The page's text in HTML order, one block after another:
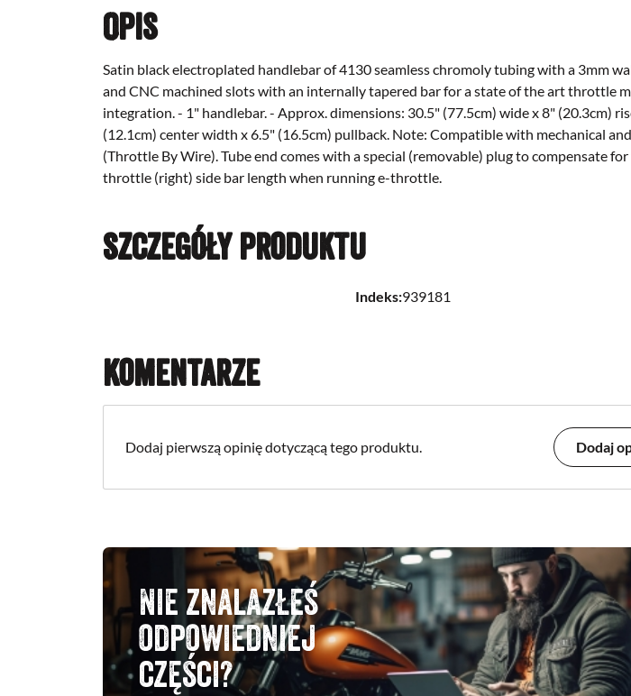
Opis
Satin black electroplated handlebar of 4130 seamless chromoly tubing with a 3mm
and CNC machined slots with an internally tapered bar for a state of the art throttle
integration. - 1" handlebar. - Approx. dimensions: 30.5" (77.5cm) wide x 8" (20.3cm)
(12.1cm) center width x 6.5" (16.5cm) pullback. Note: Compatible with mechanical
(Throttle By Wire). Tube end comes with a special (removable) plug to compensate
throttle (right) side bar length when running e-throttle.
Szczegóły produktu
Indeks:939181
Komentarze
Dodaj pierwszą opinię dotyczącą tego produktu. Dodaj
Nie znalazłeś
odpowiedniej
części?